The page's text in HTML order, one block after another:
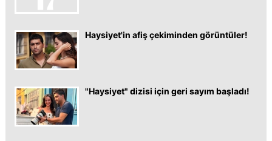
Haysiyet'in afiş çekiminden görüntüler!
"Haysiyet" dizisi için geri sayım başladı!